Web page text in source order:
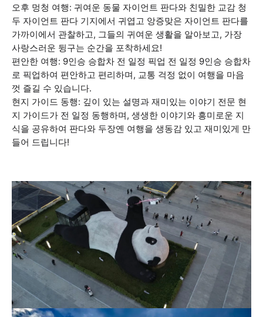
오후 멍청 여행: 귀여운 동물 자이언트 판다와 친밀한 교감 청
두 자이언트 판다 기지에서 귀엽고 앙증맞은 자이언트 판다를
가까이에서 관찰하고, 그들의 귀여운 생활을 알아보고, 가장
사랑스러운 뒹구는 순간을 포착하세요!
편안한 여행: 9인승 승합차 전 일정 픽업 전 일정 9인승 승합차
로 픽업하여 편안하고 편리하며, 교통 걱정 없이 여행을 마음
껏 즐길 수 있습니다.
현지 가이드 동행: 깊이 있는 설명과 재미있는 이야기 전문 현
지 가이드가 전 일정 동행하며, 생생한 이야기와 흥미로운 지
식을 공유하여 판다와 두장옌 여행을 생동감 있고 재미있게 만
들어 드립니다!